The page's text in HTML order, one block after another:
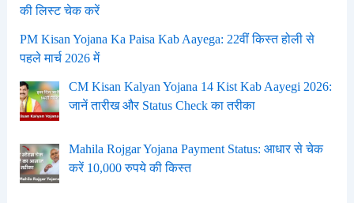
की लिस्ट चेक करें
PM Kisan Yojana Ka Paisa Kab Aayega: 22वीं किस्त होली से
पहले मार्च 2026 में
CM Kisan Kalyan Yojana 14 Kist Kab Aayegi 2026:
जानें तारीख और Status Check का तरीका
Mahila Rojgar Yojana Payment Status: आधार से चेक
करें 10,000 रुपये की किस्त